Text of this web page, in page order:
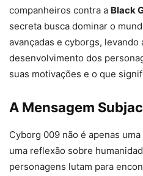
companheiros contra a Black
secreta busca dominar o
avançadas e cyborgs,
desenvolvimento dos
suas motivações e o que
A Mensagem
Cyborg 009 não é apenas
uma reflexão sobre
personagens lutam para